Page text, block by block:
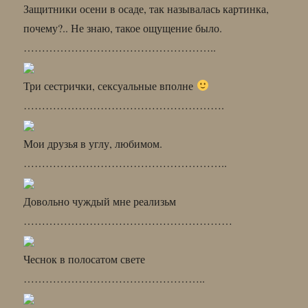
Защитники осени в осаде, так называлась картинка,
почему?.. Не знаю, такое ощущение было.
……………………………………………..
Три сестрички, сексуальные вполне
……………………………………………….
Мои друзья в углу, любимом.
………………………………………………..
Довольно чуждый мне реализьм
…………………………………………………
Чеснок в полосатом свете
…………………………………………..